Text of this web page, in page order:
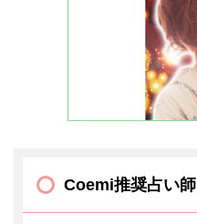
Coemi推奨占い師